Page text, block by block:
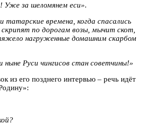
за шеломянем еси».
времена, когда спасались
скрипят по дорогам возы, мычит скот,
нагруженные домашним скарбом
Руси чингисов стан советчины!»
из его позднего интервью – речь идёт